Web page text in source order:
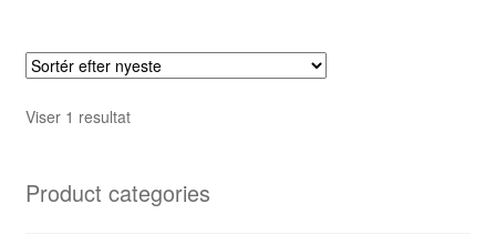
Viser 1 resultat
Product categories